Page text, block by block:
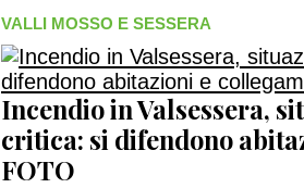
VALLI MOSSO E SESSERA
Incendio in Valsessera,
critica: si difendono
FOTO